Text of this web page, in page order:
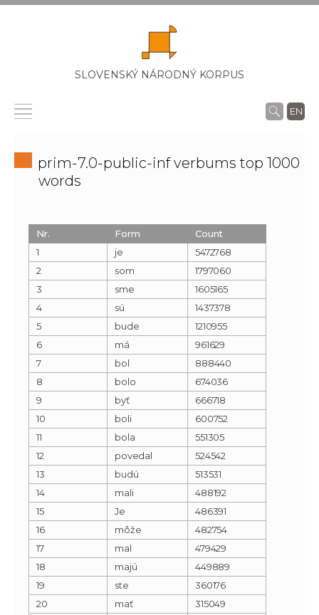
SLOVENSKÝ NÁRODNÝ KORPUS
EN
prim-7.0-public-inf verbums top 1000
words
Nr. Form
Count
1
je
5472768
2
som
1797060
3
sme
1605165
4
sú
1437378
5
bude
1210955
6
má
961629
7
bol
888440
8
bolo
674036
9
byť
666718
10
boli
600752
11
bola
551305
12
povedal
524542
13
budú
513531
14
mali
488192
15
Je
486391
16
môže
482754
17
mal
479429
18
majú
449889
19
ste
360176
20
mať
315049